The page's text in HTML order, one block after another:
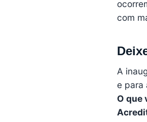
com
A
e para
O que